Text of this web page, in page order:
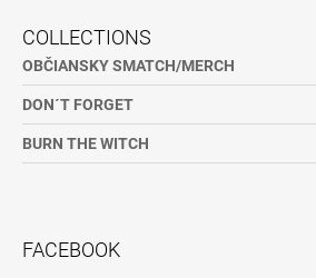
COLLECTIONS
OBČIANSKY SMATCH/MERCH
DON´T FORGET
BURN THE WITCH
FACEBOOK